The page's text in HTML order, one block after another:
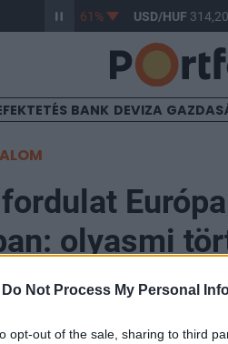
Do Not Process My Personal
opt-out of the sale, sharing to third
-0,61% USD/HUF 314,20
BANK DEVIZA
olyasmi
óta nem volt